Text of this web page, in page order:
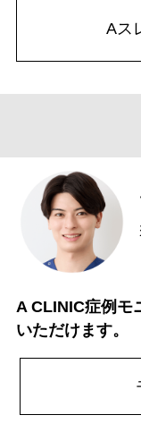
Aス
A CLINIC症例モ
いただけます。